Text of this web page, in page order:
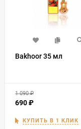
Bakhoor 35 мл
1 090₽
690₽
КУПИТЬ В 1 КЛИК